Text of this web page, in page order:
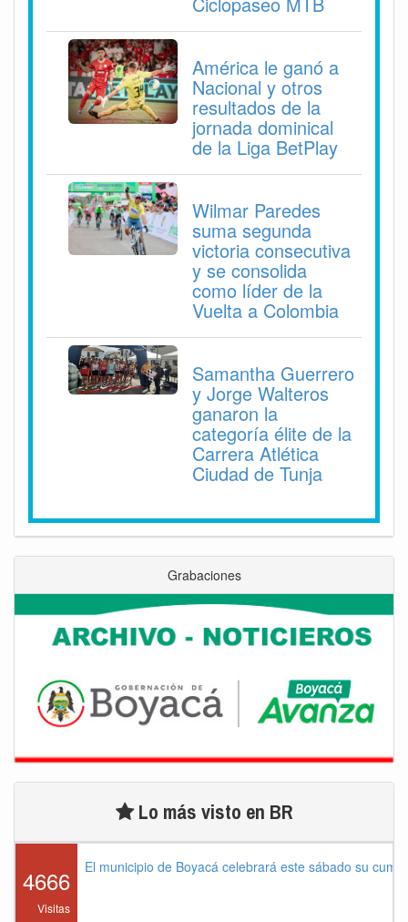
América le ganó a
Nacional y otros
resultados de la
jornada dominical
de la Liga BetPlay
Wilmar Paredes
suma segunda
victoria consecutiva
y se consolida
como líder de la
Vuelta a Colombia
Samantha Guerrero
y Jorge Walteros
ganaron la
categoría élite de la
Carrera Atlética
Ciudad de Tunja
Grabaciones
Lo más visto en BR
4666
Visitas
El municipio de Boyacá celebrará este sábado su